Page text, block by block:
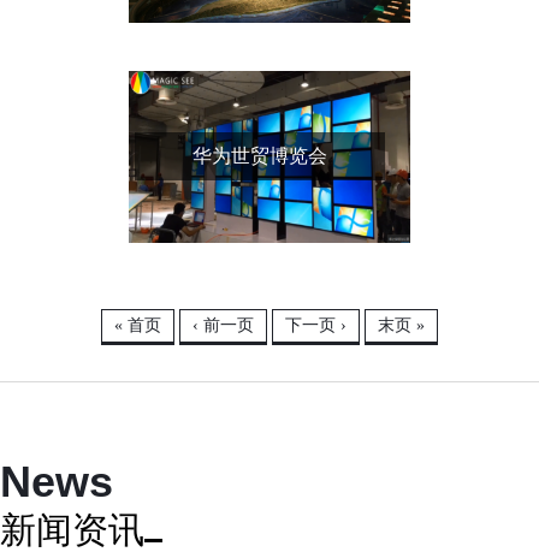
华为世贸博览会
« 首页 ‹ 前一页 下一页 › 末页 »
News
新闻资讯